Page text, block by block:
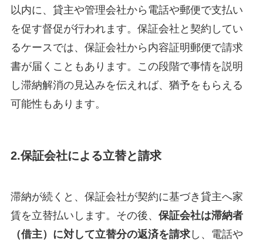
以内に、貸主や管理会社から電話や郵便で支払い
を促す督促が行われます​。保証会社と契約してい
るケースでは、保証会社から内容証明郵便で請求
書が届くこともあります。この段階で事情を説明
し滞納解消の見込みを伝えれば、猶予をもらえる
可能性もあります。
2.保証会社による立替と請求
滞納が続くと、保証会社が契約に基づき貸主へ家
賃を立替払いします。その後、 保証会社は滞納者
（借主）に対して立替分の返済を請求し、電話や